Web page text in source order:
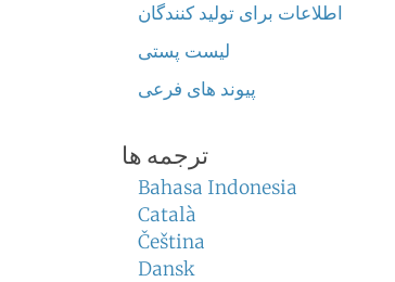
اطلاعات برای تولید کنندگان
لیست پستی
پیوند های فرعی
ترجمه ها
Bahasa Indonesia
Català
Čeština
Dansk